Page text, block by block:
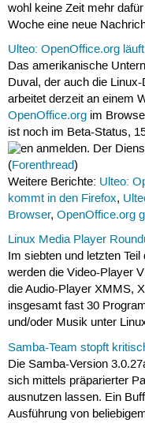
wohl keine Zeit mehr
Woche eine neue
Ulteo: OpenOffice.org
Das amerikanische
Duval, der auch die
arbeitet derzeit an einem
OpenOffice.orgim
ist noch im Beta-Status,
anmelden. Der
(Forenthread)
Weitere Berichte: Ulteo:
kommt in den Firefox,
Browser, OpenOffice.org
Linux Media Player
Im siebten und letzten
werden die Video-Player
die Audio-Player XMMS,
insgesamt fast 30
und/oder Musik unter
Samba-Team stopft
Die Samba-Version
sich mittels präparierter
ausnutzen lassen. Ein
Ausführung von